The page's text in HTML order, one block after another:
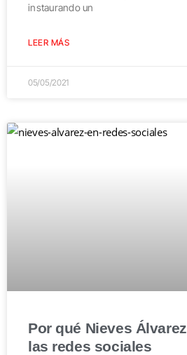
instaurando un
LEER MÁS
05/05/2021
Por qué Nieves
las redes sociales